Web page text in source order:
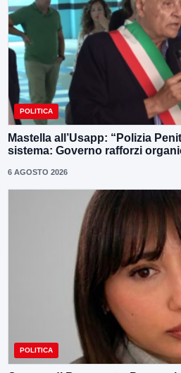
POLITICA
Mastella all’Usapp: “Polizia
sistema: Governo rafforzi
6 AGOSTO 2026
POLITICA